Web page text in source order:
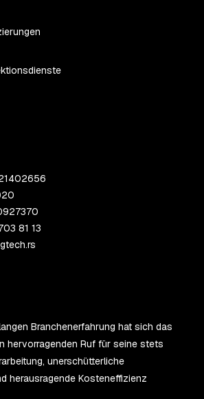
81 13
Branchenerfahrung hat sich das
hervorragenden Ruf für seine stets
unerschütterliche
herausragende Kosteneffizienz